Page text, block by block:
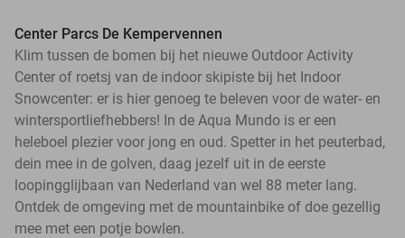
Center Parcs De Kempervennen
Klim tussen de bomen bij het nieuwe Outdoor Activity
Center of roetsj van de indoor skipiste bij het Indoor
Snowcenter: er is hier genoeg te beleven voor de water- en
wintersportliefhebbers! In de Aqua Mundo is er een
heleboel plezier voor jong en oud. Spetter in het peuterbad,
dein mee in de golven, daag jezelf uit in de eerste
loopingglijbaan van Nederland van wel 88 meter lang.
Ontdek de omgeving met de mountainbike of doe gezellig
mee met een potje bowlen.